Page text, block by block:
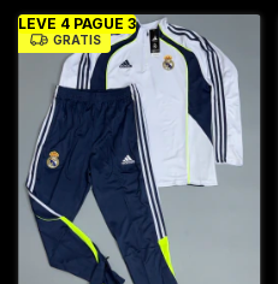
LEVE 4 PAGUE 3
GRÁTIS